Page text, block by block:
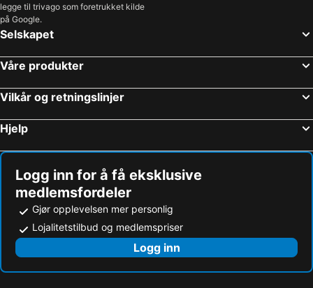
legge til trivago som foretrukket kilde
på Google.
Selskapet
Våre produkter
Vilkår og retningslinjer
Hjelp
Logg inn for å få eksklusive
medlemsfordeler
Gjør opplevelsen mer personlig
Lojalitetstilbud og medlemspriser
Logg inn